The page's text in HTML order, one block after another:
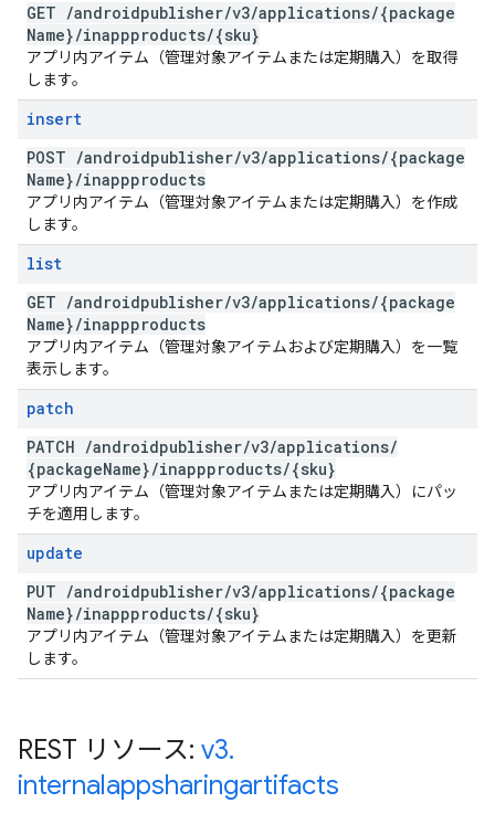
GET /androidpublisher/v3/applications/{package
Name}/inappproducts/{sku}
アプリ内アイテム（管理対象アイテムまたは定期購入）を取得
します。
insert
POST /androidpublisher/v3/applications/{package
Name}/inappproducts
アプリ内アイテム（管理対象アイテムまたは定期購入）を作成
します。
list
GET /androidpublisher/v3/applications/{package
Name}/inappproducts
アプリ内アイテム（管理対象アイテムおよび定期購入）を一覧
表示します。
patch
PATCH /androidpublisher/v3/applications/
{packageName}/inappproducts/{sku}
アプリ内アイテム（管理対象アイテムまたは定期購入）にパッ
チを適用します。
update
PUT /androidpublisher/v3/applications/{package
Name}/inappproducts/{sku}
アプリ内アイテム（管理対象アイテムまたは定期購入）を更新
します。
REST リソース: v3.
internalappsharingartifacts